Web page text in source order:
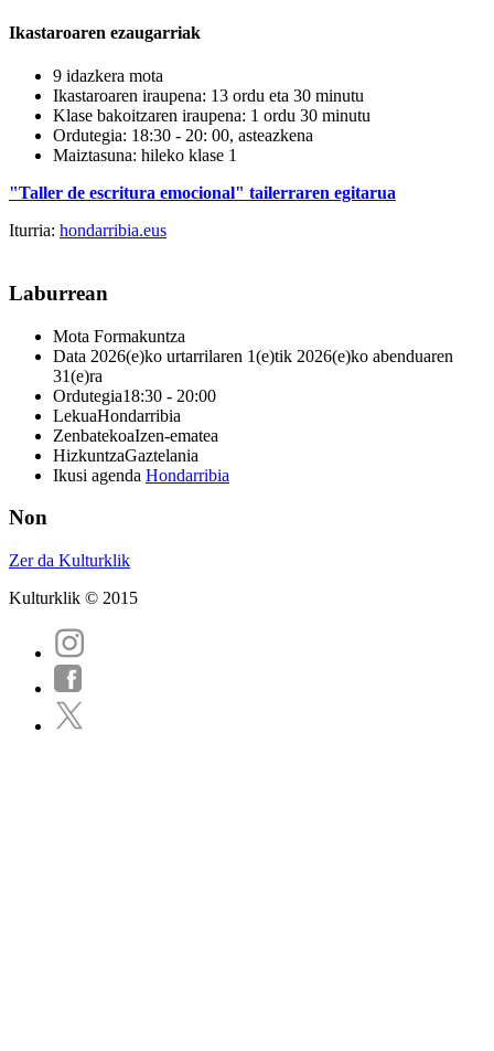
Ikastaroaren ezaugarriak
9 idazkera mota
Ikastaroaren iraupena: 13 ordu eta 30 minutu
Klase bakoitzaren iraupena: 1 ordu 30 minutu
Ordutegia: 18:30 - 20: 00, asteazkena
Maiztasuna: hileko klase 1
"Taller de escritura emocional" tailerraren egitarua
Iturria: hondarribia.eus
Laburrean
Mota Formakuntza
Data 2026(e)ko urtarrilaren 1(e)tik 2026(e)ko abenduaren
31(e)ra
Ordutegia18:30 - 20:00
LekuaHondarribia
ZenbatekoaIzen-ematea
HizkuntzaGaztelania
Ikusi agenda Hondarribia
Non
Zer da Kulturklik
Kulturklik © 2015